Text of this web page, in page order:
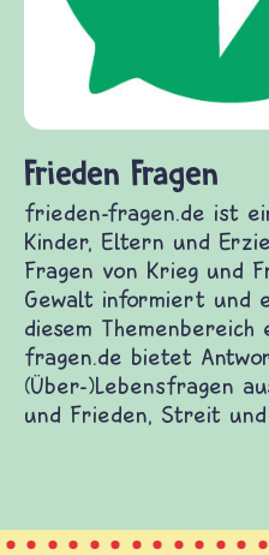
Frieden Fragen
frieden-fragen.de ist
Kinder, Eltern und
Fragen von Krieg und
Gewalt informiert und
diesem
fragen.de bietet
(Über-)Lebensfragen
und Frieden, Streit